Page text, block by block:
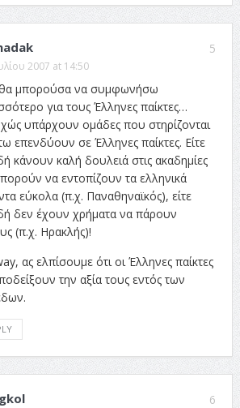
5
2007 at 14:50
μπορούσα να συμφωνήσω
για τους Έλληνες παίκτες…
υπάρχουν ομάδες που στηρίζονται
επενδύουν σε Έλληνες παίκτες. Είτε
κάνουν καλή δουλειά στις ακαδημίες
να εντοπίζουν τα ελληνικά
εύκολα (π.χ. Παναθηναϊκός), είτε
δεν έχουν χρήματα να πάρουν
(π.χ. Ηρακλής)!
ας ελπίσουμε ότι οι Έλληνες παίκτες
την αξία τους εντός των
6